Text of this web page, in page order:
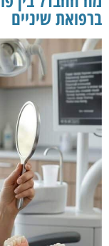
ברפואת שיניים